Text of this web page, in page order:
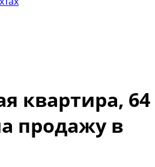
квартира, 64
продажу в